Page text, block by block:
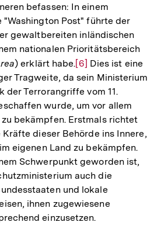
befassen: In einem
Post" führte der
gewaltbereiten inländischen
nationalen Prioritätsbereich
) erklärt habe.Zur
Auflösung
der
Fußnote
[6] Dies ist eine
Tragweite, da sein Ministerium
der Terrorangriffe vom 11.
wurde, um vor allem
bekämpfen. Erstmals richtet
dieser Behörde ins Innere,
eigenen Land zu bekämpfen.
Schwerpunkt geworden ist,
auch die
und lokale
ihnen zugewiesene
einzusetzen.